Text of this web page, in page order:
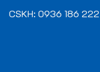
CSKH: 0936 186 222